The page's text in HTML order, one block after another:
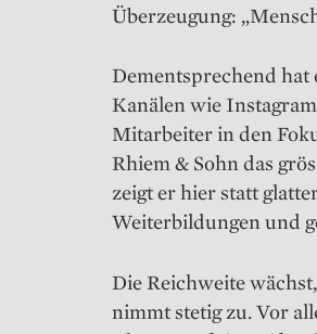
Überzeugung:
Dementsprechend
Kanälen wie
Mitarbeiter in den
Rhiem & Sohn das
zeigt er hier statt
Weiterbildungen und
Die Reichweite
nimmt stetig zu. Vor